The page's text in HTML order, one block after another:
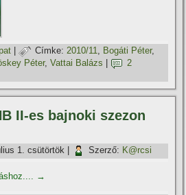
| Címke: 2010/11, Bogáti Péter,
Péter,Vattai Balázs
2
II-es bajnoki szezon
1. csütörtök Szerző: K@rcsi
→